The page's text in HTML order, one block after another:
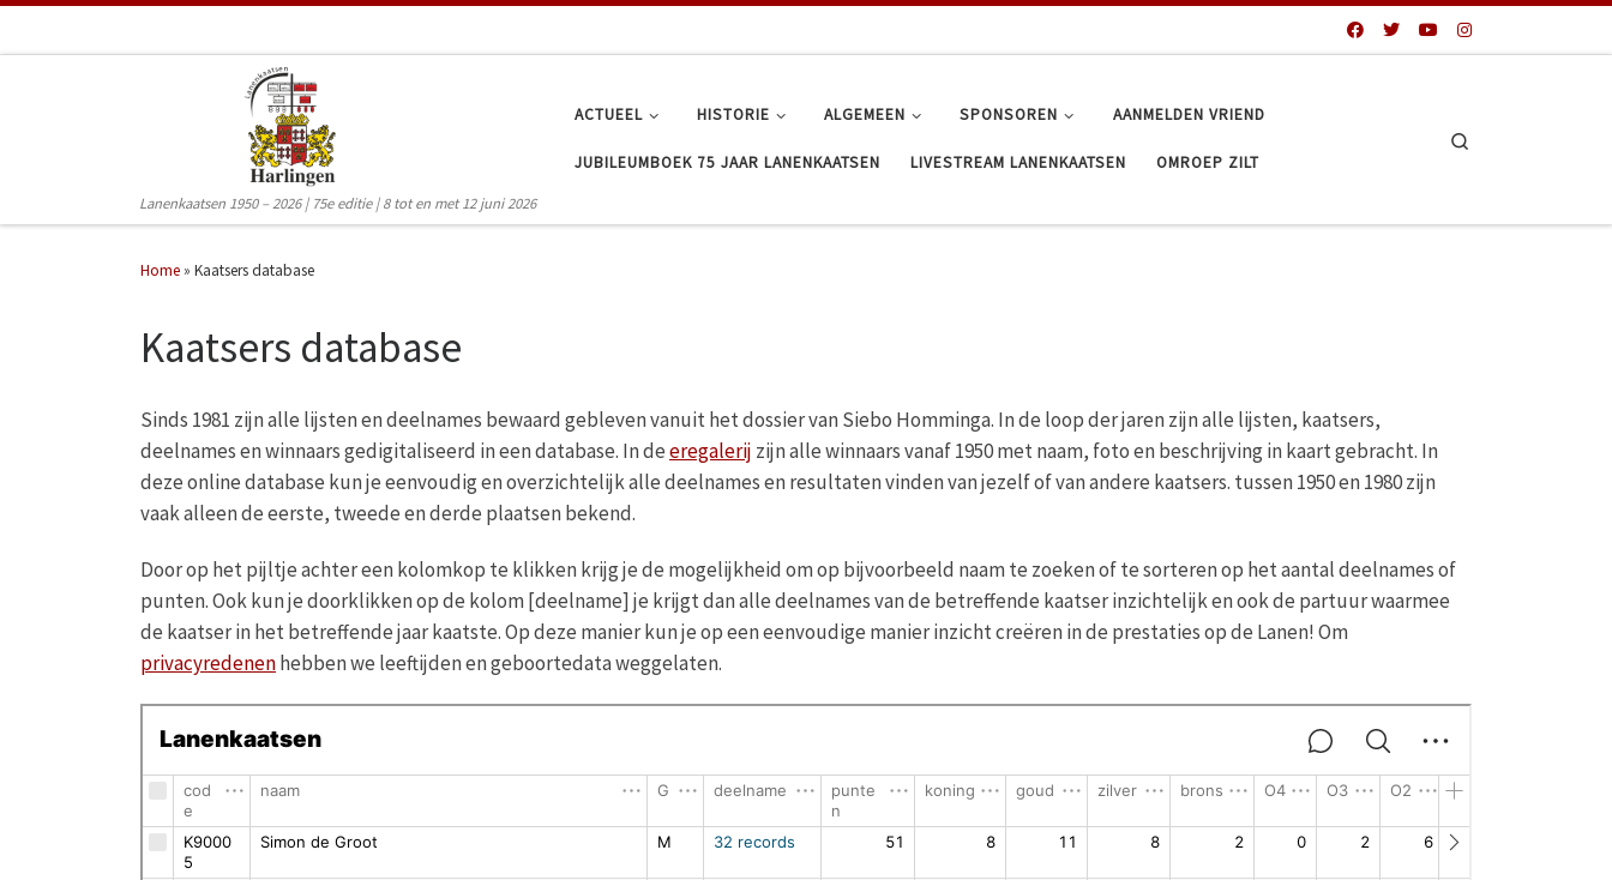
Lanenkaatsen 1950 – 2026 | 75e editie | 8 tot en met 12 juni 2026
ACTUEEL HISTORIE ALGEMEEN SPONSOREN AANMELDEN VRIEND
JUBILEUMBOEK 75 JAAR LANENKAATSEN LIVESTREAM LANENKAATSEN OMROEP ZILT
Home » Kaatsers database
Kaatsers database
Sinds 1981 zijn alle lijsten en deelnames bewaard gebleven vanuit het dossier van Siebo Homminga. In de loop der jaren zijn alle lijsten, kaatsers,
deelnames en winnaars gedigitaliseerd in een database. In deeregalerij zijn alle winnaars vanaf 1950 met naam, foto en beschrijving in kaart gebracht. In
deze online database kun je eenvoudig en overzichtelijk alle deelnames en resultaten vinden van jezelf of van andere kaatsers. tussen 1950 en 1980 zijn
vaak alleen de eerste, tweede en derde plaatsen bekend.
Door op het pijltje achter een kolomkop te klikken krijg je de mogelijkheid om op bijvoorbeeld naam te zoeken of te sorteren op het aantal deelnames of
punten. Ook kun je doorklikken op de kolom [deelname] je krijgt dan alle deelnames van de betreffende kaatser inzichtelijk en ook de partuur waarmee
de kaatser in het betreffende jaar kaatste. Op deze manier kun je op een eenvoudige manier inzicht creëren in de prestaties op de Lanen! Om
privacyredenenhebben we leeftijden en geboortedata weggelaten.